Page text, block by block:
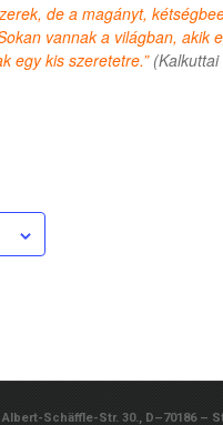
de a magányt,
vannak a világban, akik
egy kis szeretetre.”(
Schäffle-Str. 30., D–70186 –